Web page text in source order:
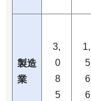
製造
業
3,
0
8
5
1,
5
6
6